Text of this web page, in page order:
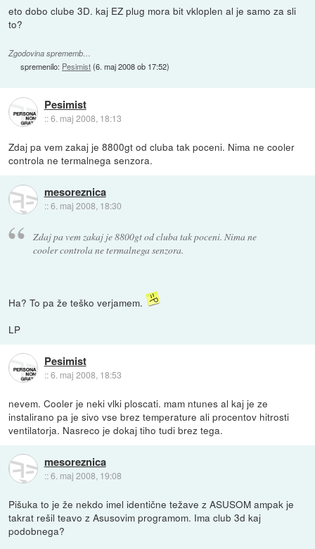
eto dobo clube 3D. kaj EZ plug mora bit vkloplen al je samo za sli
to?
Zgodovina sprememb…
spremenilo: Pesimist(6. maj 2008 ob 17:52)
Pesimist
::6. maj 2008, 18:13
Zdaj pa vem zakaj je 8800gt od cluba tak poceni. Nima ne cooler
controla ne termalnega senzora.
mesoreznica
::6. maj 2008, 18:30
Zdaj pa vem zakaj je 8800gt od cluba tak poceni. Nima ne
cooler controla ne termalnega senzora.
Ha? To pa že teško verjamem.
LP
Pesimist
::6. maj 2008, 18:53
nevem. Cooler je neki vlki ploscati. mam ntunes al kaj je ze
instalirano pa je sivo vse brez temperature ali procentov hitrosti
ventilatorja. Nasreco je dokaj tiho tudi brez tega.
mesoreznica
::6. maj 2008, 19:08
Pišuka to je že nekdo imel identične težave z ASUSOM ampak je
takrat rešil teavo z Asusovim programom. Ima club 3d kaj
podobnega?